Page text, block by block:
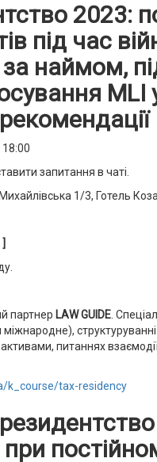
2023:
під час
наймом,
18:00
запитання в чаті.
1/3, Готель
партнер LAW GUIDE .
структуруванні
питаннях
k_course/tax-residency